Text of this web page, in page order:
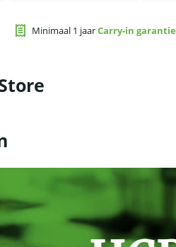
Minimaal 1 jaarCarry-in garantie